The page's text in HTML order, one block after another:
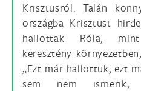
Krisztusról. Talán
országba Krisztust
hallottak Róla, mint
keresztény
„Ezt már hallottuk, ezt
sem nem ismerik,